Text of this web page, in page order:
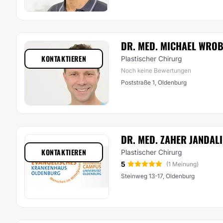
DR. MED. MICHAEL
Plastischer Chirurg
Noch keine Bewertungen
Poststraße 1, Oldenburg
KONTAKTIEREN
DR. MED. ZAHER JANDALI
Plastischer Chirurg
5
(1 Meinung)
Steinweg 13-17, Oldenburg
KONTAKTIEREN